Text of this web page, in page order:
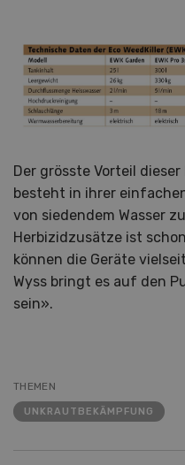
Der grösste Vorteil
besteht in ihrer
von siedendem Wasser
Herbizidzusätze ist
können die Geräte
Wyss bringt es auf den
sein».
THEMEN
UNKRAUTBEKÄMPFUNG